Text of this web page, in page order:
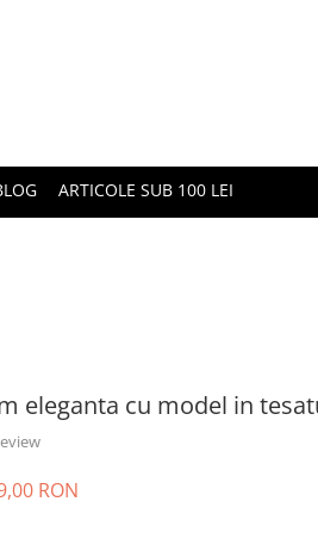
ARTICOLE SUB 100 LEI
eleganta cu model in
RON